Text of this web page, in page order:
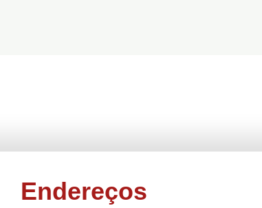
Endereços